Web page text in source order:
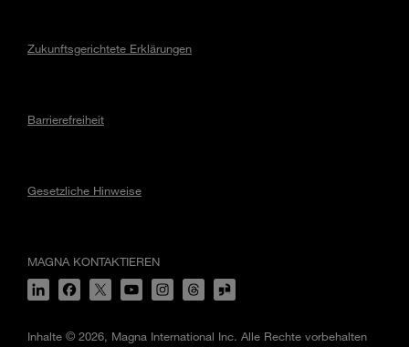
Zukunftsgerichtete Erklärungen
Barrierefreiheit
Gesetzliche Hinweise
MAGNA KONTAKTIEREN
Inhalte © 2026, Magna International Inc. Alle Rechte vorbehalten